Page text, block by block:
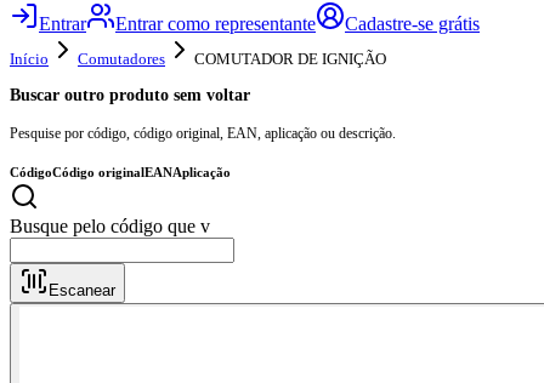
Entrar Entrar como representante Cadastre-se grátis
Início Comutadores
COMUTADOR DE IGNIÇÃO
Buscar outro produto sem voltar
Pesquise por código, código original, EAN, aplicação ou descrição.
CódigoCódigo originalEANAplicação
Busq
Escanear